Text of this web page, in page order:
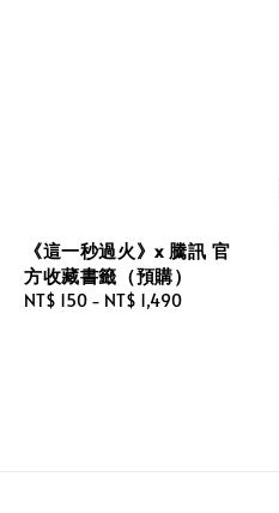
《這一秒過火》x 騰訊 官
方收藏書籤（預購）
Regular
NT$ 150 - NT$ 1,490